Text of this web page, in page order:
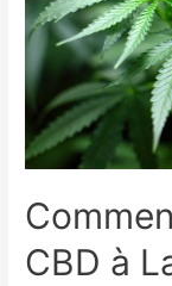
CBD à